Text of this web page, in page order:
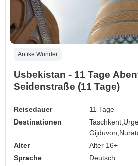
Antike Wunder
Usbekistan - 11 Tage
Seidenstraße (11 Tage)
Reisedauer
11 Tage
Destinationen
Taschkent,
Gijduvon,
Alter
Alter 16+
Sprache
Deutsch